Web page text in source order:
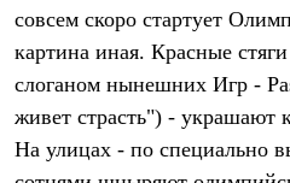
Софтшелл одежда
Куртки
Брюки
Куртки
Брюки
совсем скоро стартует
картина иная. Красные
слоганом нынешних Игр -
живет страсть") - украшают
На улицах - по специально